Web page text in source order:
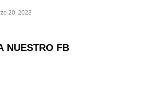
20, 2023
NUESTRO FB